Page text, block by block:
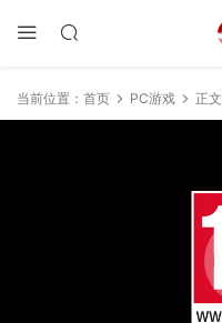
当前位置： 首页 PC游戏 正文
50% 75% 100%